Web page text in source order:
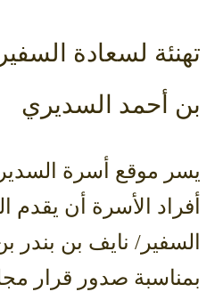
تهنئة لسعادة
بن أحمد السديري
يسر موقع أسرة
أفراد الأسرة أن يقدم
السفير/ نايف بن بندر
بمناسبة صدور قرار